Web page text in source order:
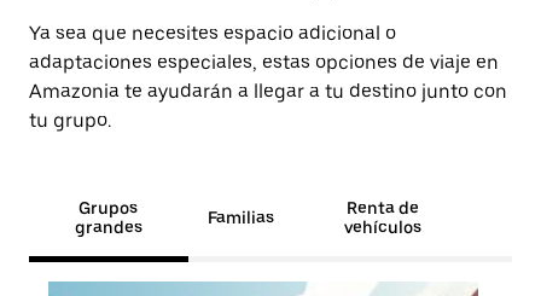
Ya sea que necesites espacio adicional o
adaptaciones especiales, estas opciones de viaje en
Amazonia te ayudarán a llegar a tu destino junto con
tu grupo.
Grupos
grandes
Familias
Renta de
vehículos